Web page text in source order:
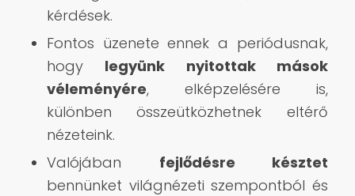
kérdések.
Fontos üzenete ennek a periódusnak,
hogy legyünk nyitottak mások
véleményére, elképzelésére is,
különben összeütközhetnek eltérő
nézeteink.
Valójában fejlődésre késztet
bennünket világnézeti szempontból és